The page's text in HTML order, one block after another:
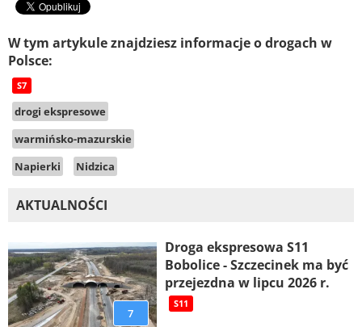
W tym artykule znajdziesz informacje o drogach w
Polsce:
S7
drogi ekspresowe
warmińsko-mazurskie
Napierki
Nidzica
AKTUALNOŚCI
7
Droga ekspresowa S11
Bobolice - Szczecinek ma być
przejezdna w lipcu 2026 r.
S11